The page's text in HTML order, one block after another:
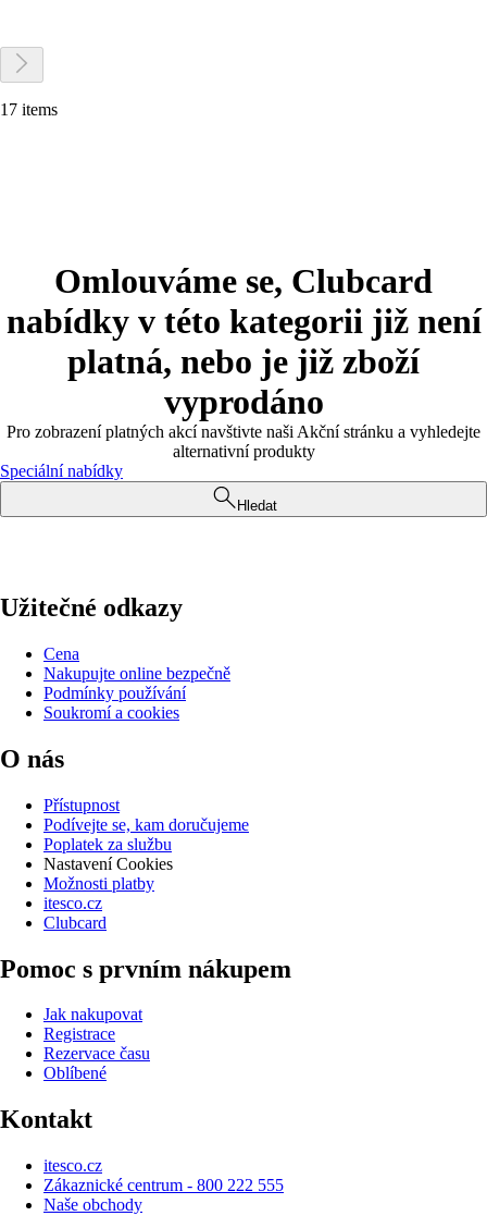
17 items
Omlouváme se, Clubcard
nabídky v této kategorii již není
platná, nebo je již zboží
vyprodáno
Pro zobrazení platných akcí navštivte naši Akční stránku a vyhledejte
alternativní produkty
Speciální nabídky
Hledat
Užitečné odkazy
Cena
Nakupujte online bezpečně
Podmínky používání
Soukromí a cookies
O nás
Přístupnost
Podívejte se, kam doručujeme
Poplatek za službu
Nastavení Cookies
Možnosti platby
itesco.cz
Clubcard
Pomoc s prvním nákupem
Jak nakupovat
Registrace
Rezervace času
Oblíbené
Kontakt
itesco.cz
Zákaznické centrum - 800 222 555
Naše obchody